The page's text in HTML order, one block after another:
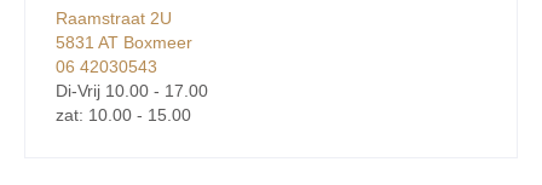
Raamstraat 2U
5831 AT Boxmeer
06 42030543
Di-Vrij 10.00 - 17.00
zat: 10.00 - 15.00